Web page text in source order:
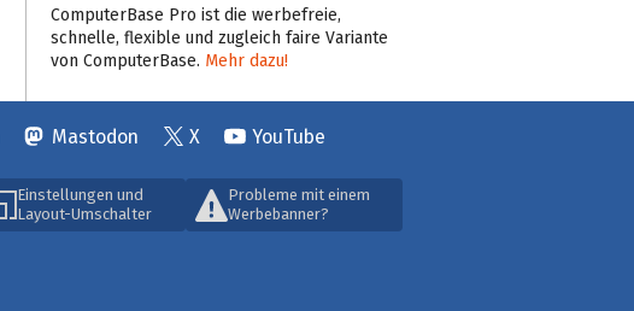
ComputerBase Pro ist die werbefreie,
schnelle, flexible und zugleich faire Variante
von ComputerBase. Mehr dazu!
Mastodon X YouTube
Einstellungen und
Layout-Umschalter
Probleme mit einem
Werbebanner?